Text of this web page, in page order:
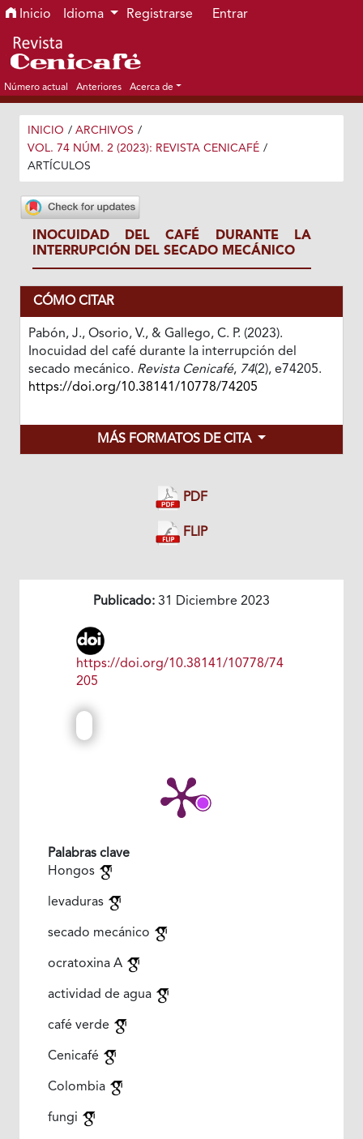
Ir al menú de navegación principal
Ir al contenido principal
Ir al pie de página del sitio
Inicio Idioma Registrarse Entrar
Número actual Anteriores Acerca de
INICIO / ARCHIVOS /
VOL. 74 NÚM. 2 (2023): REVISTA CENICAFÉ /
ARTÍCULOS
INOCUIDAD DEL CAFÉ DURANTE LA
INTERRUPCIÓN DEL SECADO MECÁNICO
CÓMO CITAR
Pabón, J., Osorio, V., & Gallego, C. P. (2023).
Inocuidad del café durante la interrupción del
secado mecánico. Revista Cenicafé, 74(2), e74205.
https://doi.org/10.38141/10778/74205
MÁS FORMATOS DE CITA
PDF
FLIP
Publicado: 31 Diciembre 2023
https://doi.org/10.38141/10778/74
205
Palabras clave
Hongos
levaduras
secado mecánico
ocratoxina A
actividad de agua
café verde
Cenicafé
Colombia
fungi